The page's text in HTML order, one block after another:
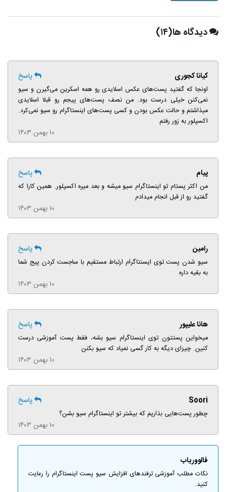
دیدگاه ها(۱۴)
کیانا کجوری پاسخ
اونجا که گفتید پست‌های عکس اسلایدی رو همه اسکرین می‌گیرن و سیو
نمی‌کنن خیلی درست بود. من نصف پست‌های پیجم رو قبلا اسلایدی
میذاشتم و حالت عکس بودن و کسی پست‌های اینستاگرام رو سیو نمی‌کرد.
اکسپلور به زور رفتم
۱۰ بهمن ۱۴۰۳
پیام پاسخ
من اکثر پستام تو اینستاگرام سیو میشه و بعد میره اکسپلور. همین‌ کارا که
گفتید رو از قبل انجام میدادم
۱۰ بهمن ۱۴۰۳
رامین پاسخ
سیو شدن پست توی ایسنتاگرام ارتباط مستقیم با ساجست کردن پیج شما
به بقیه داره
۱۰ بهمن ۱۴۰۳
هانا علیپور پاسخ
میخواین پستتون توی اینستاگرام سیو بشه، فقط پست آموزشی درست
کنین. چیزای دیگه به کار گسی نمیاد که سیو بکنن
۱۰ بهمن ۱۴۰۳
Soori پاسخ
چطور پست‌هایی بذاریم که بیشتر تو اینستاگرام سیو بشن؟
۱۰ بهمن ۱۴۰۳
فالووریاب
نکات مطلب آموزشی ترفندهای افزایش سیو پست اینستاگرام را رعایت
کنید.